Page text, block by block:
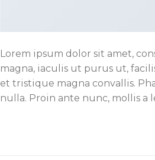
Lorem ipsum dolor sit amet,
magna, iaculis ut purus ut,
et tristique magna convallis.
nulla. Proin ante nunc, mollis a